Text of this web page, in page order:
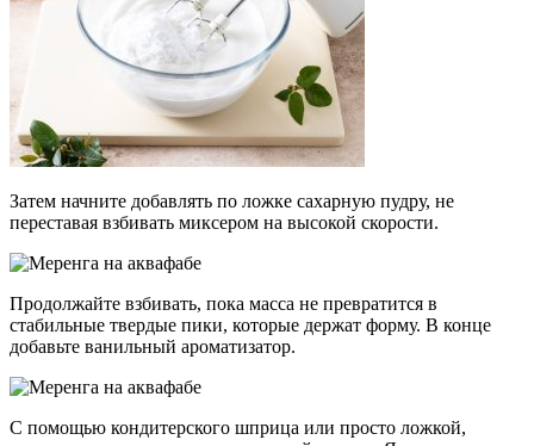
Затем начните добавлять по ложке сахарную пудру, не
переставая взбивать миксером на высокой скорости.
Продолжайте взбивать, пока масса не превратится в
стабильные твердые пики, которые держат форму. В конце
добавьте ванильный ароматизатор.
С помощью кондитерского шприца или просто ложкой,